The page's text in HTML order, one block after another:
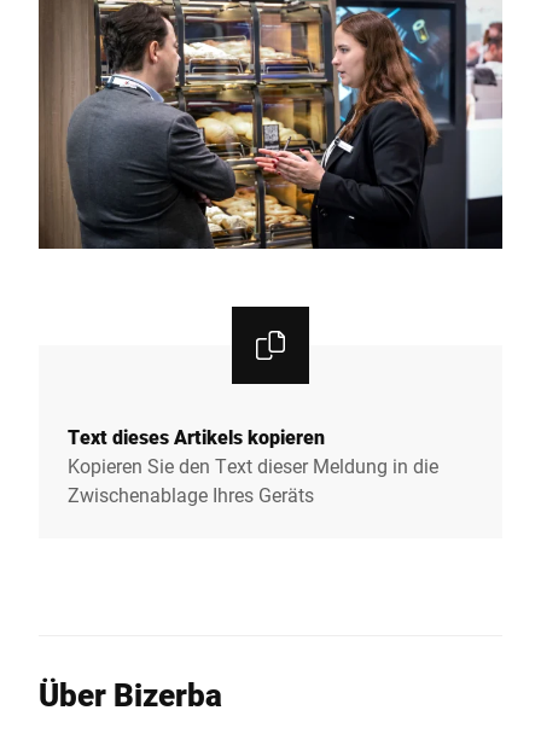
Text dieses Artikels kopieren
Kopieren Sie den Text dieser Meldung in die
Zwischenablage Ihres Geräts
Über Bizerba